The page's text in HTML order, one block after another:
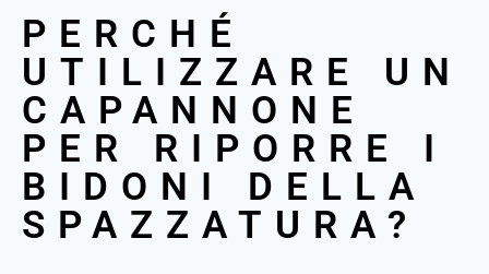
PERCHÉ
UTILIZZARE UN
CAPANNONE
PER RIPORRE I
BIDONI DELLA
SPAZZATURA?